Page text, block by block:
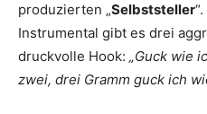
produzierten „Selbststeller
Instrumental gibt es drei
druckvolle Hook: „Guck wie
zwei, drei Gramm guck ich